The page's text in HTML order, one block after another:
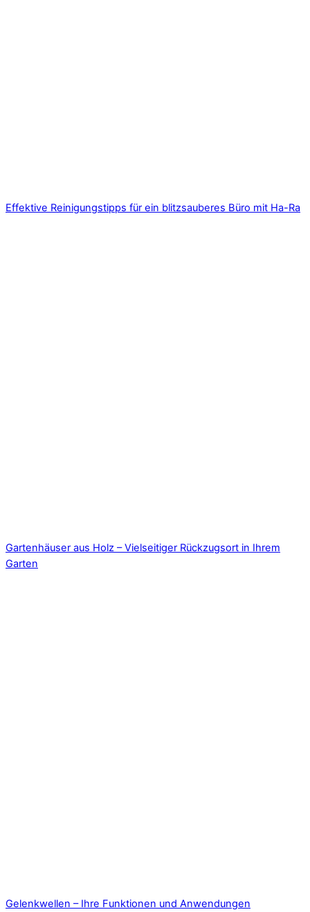
Effektive Reinigungstipps für ein blitzsauberes Büro mit Ha-Ra
Gartenhäuser aus Holz – Vielseitiger Rückzugsort in Ihrem
Garten
Gelenkwellen – Ihre Funktionen und Anwendungen